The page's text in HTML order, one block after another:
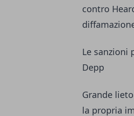
contro
Le sanzioni
Depp
Grande
la propria